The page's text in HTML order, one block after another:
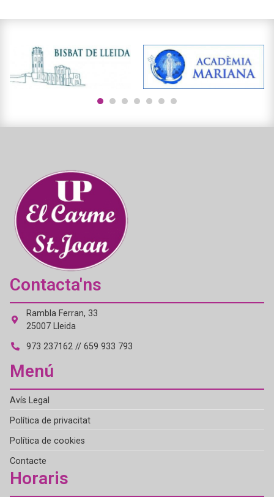
Contacta'ns
Rambla Ferran, 33
25007 Lleida
973 237162 // 659 933 793
Menú
Avís Legal
Política de privacitat
Política de cookies
Contacte
Horaris